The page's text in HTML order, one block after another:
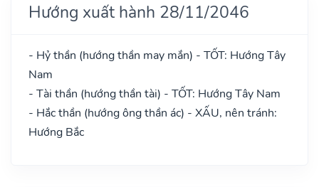
Hướng xuất hành 28/11/2046
- Hỷ thần (hướng thần may mắn) - TỐT: Hướng Tây
Nam
- Tài thần (hướng thần tài) - TỐT: Hướng Tây Nam
- Hắc thần (hướng ông thần ác) - XẤU, nên tránh:
Hướng Bắc